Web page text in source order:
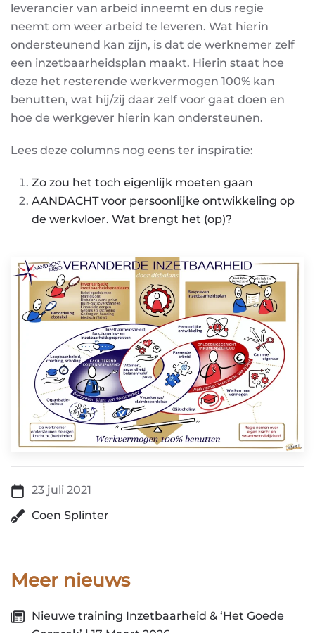
leverancier van arbeid inneemt en dus regie
neemt om weer arbeid te leveren. Wat hierin
ondersteunend kan zijn, is dat de werknemer zelf
een inzetbaarheidsplan maakt. Hierin staat hoe
deze het resterende werkvermogen 100% kan
benutten, wat hij/zij daar zelf voor gaat doen en
hoe de werkgever hierin kan ondersteunen.
Lees deze columns nog eens ter inspiratie:
Zo zou het toch eigenlijk moeten gaan
AANDACHT voor persoonlijke ontwikkeling op
de werkvloer. Wat brengt het (op)?
23 juli 2021
Coen Splinter
Meer nieuws
Nieuwe training Inzetbaarheid & ‘Het Goede